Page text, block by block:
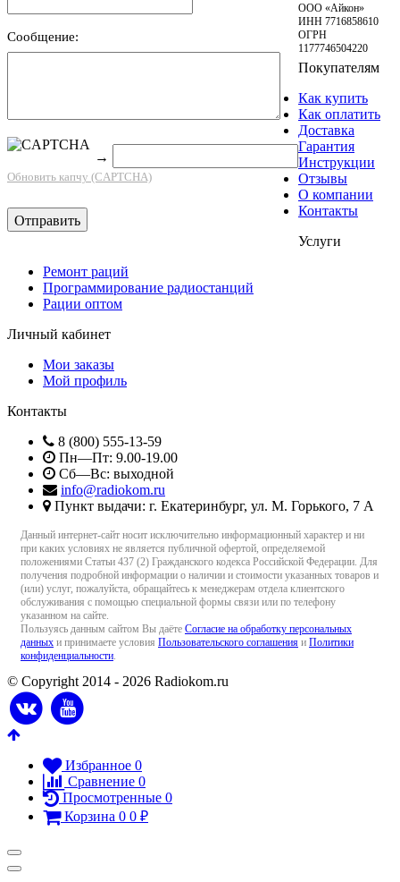
Сообщение:
→
Обновить капчу (CAPTCHA)
ООО «Айкон»
ИНН 7716858610
ОГРН
1177746504220
Покупателям
Как купить
Как оплатить
Доставка
Гарантия
Инструкции
Отзывы
О компании
Контакты
Услуги
Ремонт раций
Программирование радиостанций
Рации оптом
Личный кабинет
Мои заказы
Мой профиль
Контакты
8 (800) 555-13-59
Пн—Пт: 9.00-19.00
Сб—Вс: выходной
info@radiokom.ru
Пункт выдачи: г. Екатеринбург, ул. М. Горького, 7 А
Данный интернет-сайт носит исключительно информационный характер и ни
при каких условиях не является публичной офертой, определяемой
положениями Статьи 437 (2) Гражданского кодекса Российской Федерации. Для
получения подробной информации о наличии и стоимости указанных товаров и
(или) услуг, пожалуйста, обращайтесь к менеджерам отдела клиентского
обслуживания с помощью специальной формы связи или по телефону
указанном на сайте.
Пользуясь данным сайтом Вы даёте Согласие на обработку персональных
данных и принимаете условия Пользовательского соглашения и Политики
конфиденциальности
© Copyright 2014 - 2026 Radiokom.ru
Избранное 0
Сравнение 0
Просмотренные 0
Корзина 0 0 ₽